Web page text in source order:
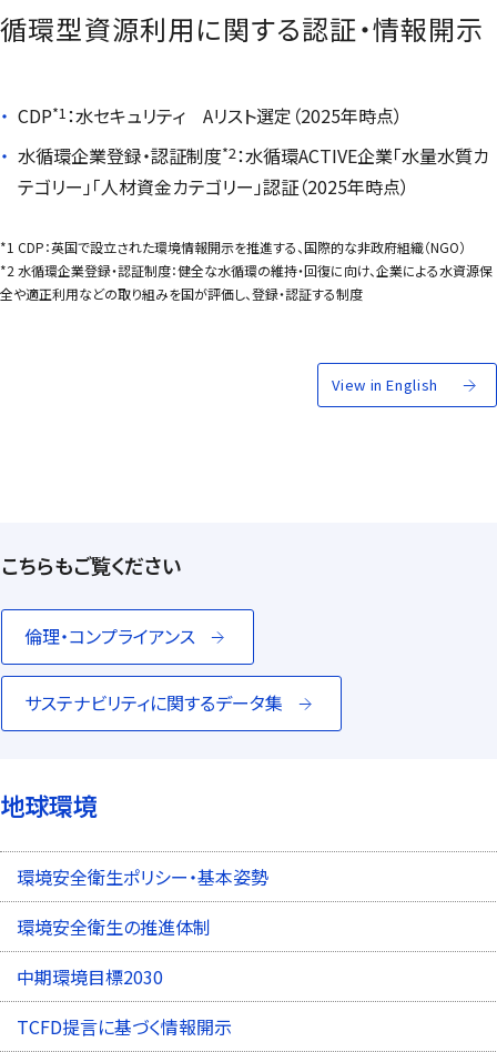
循環型資源利用に関する認証・情報開示
CDP*1 ：水セキュリティ Aリスト選定（2025年時点）
水循環企業登録・認証制度*2：水循環ACTIVE企業「水量水質カ
テゴリー」「人材資金カテゴリー」認証（2025年時点）
*1 CDP：英国で設立された環境情報開示を推進する、国際的な非政府組織（NGO）
*2 水循環企業登録・認証制度：健全な水循環の維持・回復に向け、企業による水資源保
全や適正利用などの取り組みを国が評価し、登録・認証する制度
View in English
こちらもご覧ください
倫理・コンプライアンス
サステナビリティに関するデータ集
地球環境
環境安全衛生ポリシー・基本姿勢
環境安全衛生の推進体制
中期環境目標2030
TCFD提言に基づく情報開示